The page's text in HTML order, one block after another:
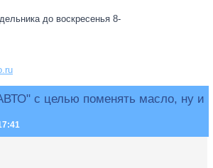
до воскресенья 8-
с целью поменять масло, ну и